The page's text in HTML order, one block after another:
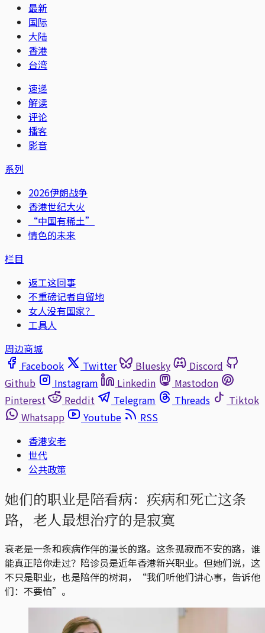
最新
国际
大陆
香港
台湾
速递
解读
评论
播客
影音
系列
2026伊朗战争
香港世纪大火
“中国有稀土”
情色的未来
栏目
返工这回事
不重磅记者自留地
女人没有国家？
工具人
周边商城
Facebook
Twitter Bluesky
Discord
Github
Instagram Linkedin
Mastodon
Pinterest
Reddit Telegram Threads
Tiktok
Whatsapp
Youtube
RSS
香港安老
世代
公共政策
她们的职业是陪看病：疾病和死亡这条
路，老人最想治疗的是寂寞
衰老是一条和疾病作伴的漫长的路。这条孤寂而不安的路，谁
能真正陪你走过？陪诊员是近年香港新兴职业。但她们说，这
不只是职业，也是陪伴的树洞，“我们听他们讲心事，告诉他
们：不要怕”。